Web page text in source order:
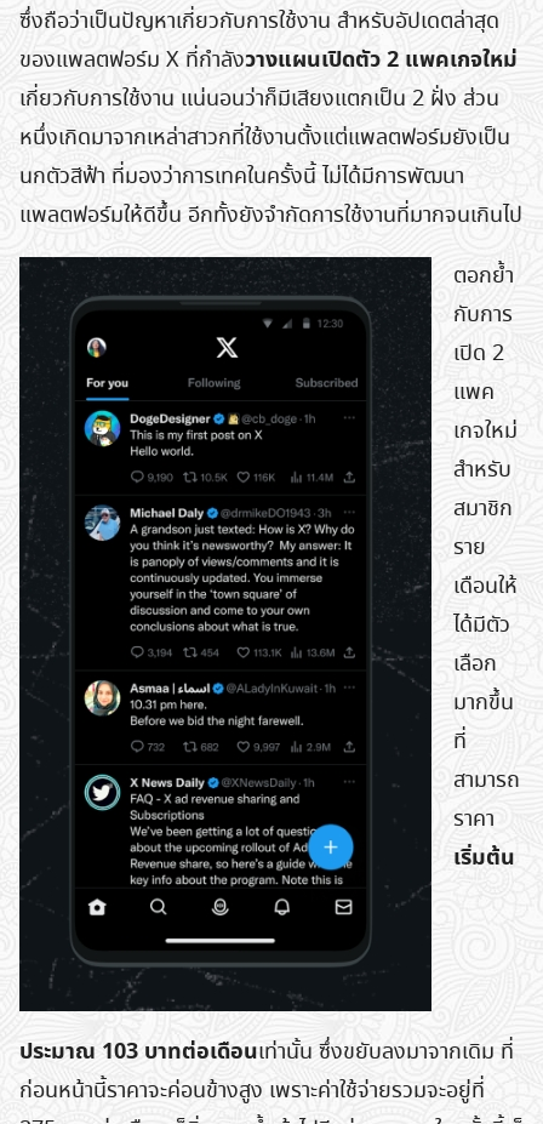
ซึ่งถือว่าเป็นปัญหาเกี่ยวกับการใช้งาน สำหรับอัปเดตล่าสุด
ของแพลตฟอร์ม X ที่กำลังวางแผนเปิดตัว 2 แพคเกจใหม่
เกี่ยวกับการใช้งาน แน่นอนว่าก็มีเสียงแตกเป็น 2 ฝั่ง ส่วน
หนึ่งเกิดมาจากเหล่าสาวกที่ใช้งานตั้งแต่แพลตฟอร์มยังเป็น
นกตัวสีฟ้า ที่มองว่าการเทคในครั้งนี้ ไม่ได้มีการพัฒนา
แพลตฟอร์มให้ดีขึ้น อีกทั้งยังจำกัดการใช้งานที่มากจนเกินไป
ตอกย้ำ
กับการ
เปิด 2
แพค
เกจใหม่
สำหรับ
สมาชิก
ราย
เดือนให้
ได้มีตัว
เลือก
มากขึ้น
ที่
สามารถ
ราคา
เริ่มต้น
ประมาณ 103 บาทต่อเดือนเท่านั้น ซึ่งขยับลงมาจากเดิม ที่
ก่อนหน้านี้ราคาจะค่อนข้างสูง เพราะค่าใช้จ่ายรวมจะอยู่ที่